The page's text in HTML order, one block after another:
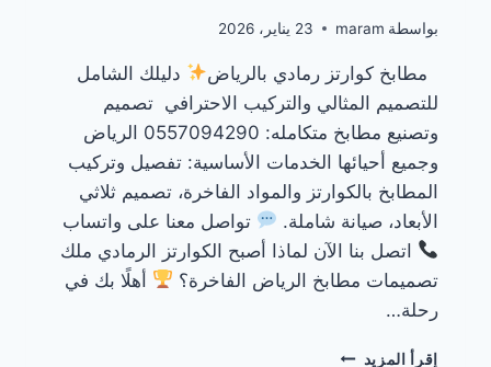
بواسطة maram 23 يناير، 2026
مطابخ كوارتز رمادي بالرياض
دليلك الشامل
للتصميم المثالي والتركيب الاحترافي تصميم
وتصنيع مطابخ متكامله: 0557094290 الرياض
وجميع أحيائها الخدمات الأساسية: تفصيل وتركيب
المطابخ بالكوارتز والمواد الفاخرة، تصميم ثلاثي
الأبعاد، صيانة شاملة.
تواصل معنا على واتساب
اتصل بنا الآن لماذا أصبح الكوارتز الرمادي ملك
تصميمات مطابخ الرياض الفاخرة؟
أهلًا بك في
رحلة…
إقرأ المزيد مطابخ